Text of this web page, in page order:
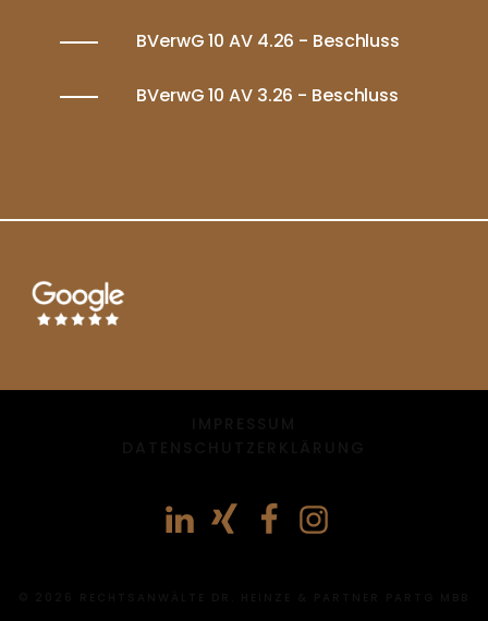
BVerwG 10 AV 4.26 - Beschluss
BVerwG 10 AV 3.26 - Beschluss